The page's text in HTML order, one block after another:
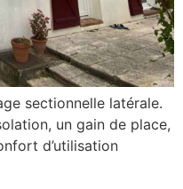
sectionnelle latérale.
un gain de place,
d’utilisation